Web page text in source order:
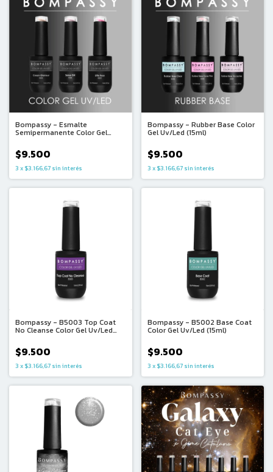
Bompassy - Esmalte
Semipermanente Color Gel
$9.500
3 x $3.166,67 sin interés
Bompassy - Rubber Base Color
Gel Uv/Led (15ml)
$9.500
3 x $3.166,67 sin interés
Bompassy - B5003 Top Coat
No Cleanse Color Gel Uv/Led
$9.500
3 x $3.166,67 sin interés
Bompassy - B5002 Base Coat
Color Gel Uv/Led (15ml)
$9.500
3 x $3.166,67 sin interés